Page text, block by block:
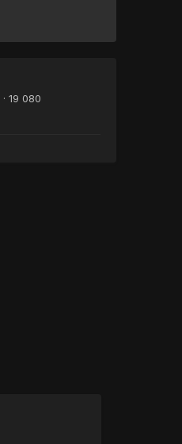
· 19 080